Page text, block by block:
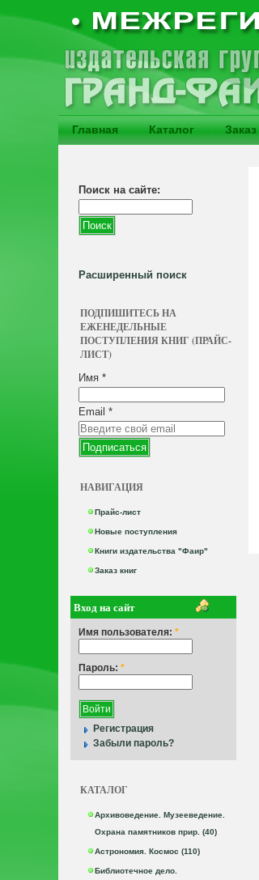
Главная Каталог Заказ
Поиск на сайте:
Расширенный поиск
ПОДПИШИТЕСЬ НА
ЕЖЕНЕДЕЛЬНЫЕ
ПОСТУПЛЕНИЯ КНИГ (ПРАЙС-
ЛИСТ)
Имя *
Email *
НАВИГАЦИЯ
Прайс-лист
Новые поступления
Книги издательства "Фаир"
Заказ книг
Вход на сайт
Имя пользователя: *
Пароль: *
Регистрация
Забыли пароль?
КАТАЛОГ
Архивоведение. Музееведение.
Охрана памятников прир. (40)
Астрономия. Космос (110)
Библиотечное дело.